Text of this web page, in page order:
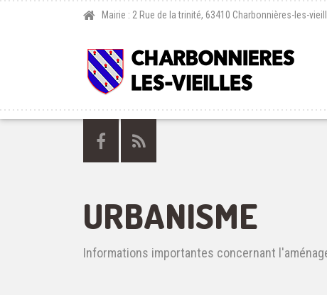
Mairie : 2 Rue de la trinité, 63410 Charbonnières-les-
URBANISME
Informations importantes concernant